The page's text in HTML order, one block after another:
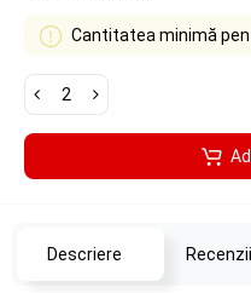
Cantitatea minimă
Descriere Recenzii